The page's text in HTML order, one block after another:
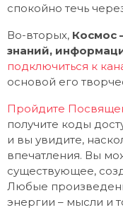
спокойно течь
Во-вторых, Космос
знаний,
подключиться к
основой его
Пройдите
получите коды
и вы увидите,
впечатления. Вы
существующее,
Любые
энергии – мысли и